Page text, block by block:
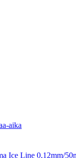
aika
Ice Line 0,12mm/